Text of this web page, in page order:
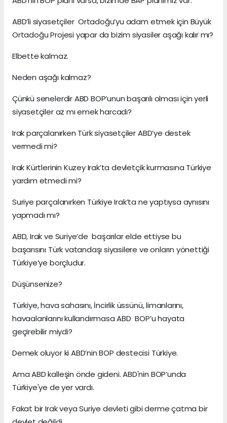
ABD’li siyasetçiler Ortadoğu’yu adam etmek için Büyük
Ortadoğu Projesi yapar da bizim siyasiler aşağı kalır mı?
Elbette kalmaz.
Neden aşağı kalmaz?
Çünkü senelerdir ABD BOP’unun başarılı olması için yerli
siyasetçiler az mı emek harcadı?
Irak parçalanırken Türk siyasetçiler ABD’ye destek
vermedi mi?
Irak Kürtlerinin Kuzey Irak’ta devletçik kurmasına Türkiye
yardım etmedi mi?
Suriye parçalanırken Türkiye Irak’ta ne yaptıysa aynısını
yapmadı mı?
ABD, Irak ve Suriye’de başarılar elde ettiyse bu
başarısını Türk vatandaşı siyasilere ve onların yönettiği
Türkiye’ye borçludur.
Düşünsenize?
Türkiye, hava sahasını, İncirlik üssünü, limanlarını,
havaalanlarını kullandırmasa ABD BOP’u hayata
geçirebilir miydi?
Demek oluyor ki ABD’nin BOP destecisi Türkiye.
Ama ABD kalleşin önde gideni. ABD'nin BOP’unda
Türkiye'ye de yer vardı.
Fakat bir Irak veya Suriye devleti gibi derme çatma bir